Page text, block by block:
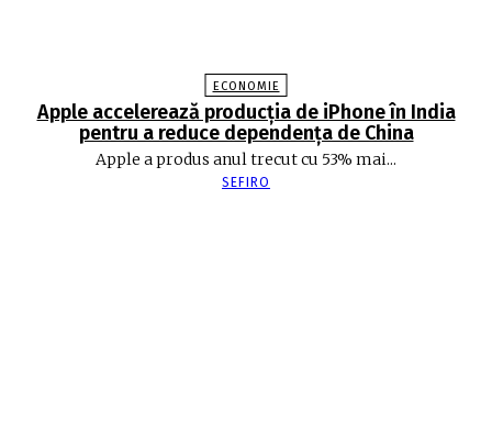
ECONOMIE
Apple accelerează producția de iPhone în India
pentru a reduce dependența de China
Apple a produs anul trecut cu 53% mai...
SEFIRO